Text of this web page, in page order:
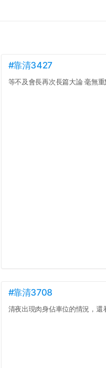
#靠清3427
等不及會長再次長篇大論 毫無
#靠清3708
清夜出現肉身佔車位的情況，還